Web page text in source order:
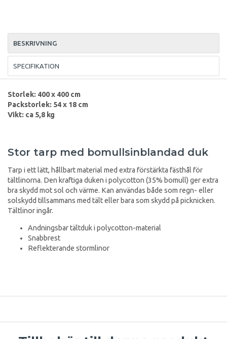
BESKRIVNING
SPECIFIKATION
Storlek: 400 x 400 cm
Packstorlek: 54 x 18 cm
Vikt: ca 5,8 kg
Stor tarp med bomullsinblandad duk
Tarp i ett lätt, hållbart material med extra förstärkta fästhål för
tältlinorna. Den kraftiga duken i polycotton (35% bomull) ger extra
bra skydd mot sol och värme. Kan användas både som regn- eller
solskydd tillsammans med tält eller bara som skydd på picknicken.
Tältlinor ingår.
Andningsbar tältduk i polycotton-material
Snabbrest
Reflekterande stormlinor